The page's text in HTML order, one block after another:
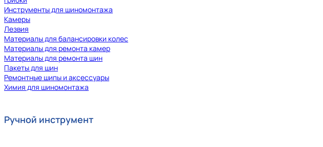
Инструменты для шиномонтажа
Камеры
Лезвия
Материалы для балансировки колес
Материалы для ремонта камер
Материалы для ремонта шин
Пакеты для шин
Ремонтные шипы и аксессуары
Химия для шиномонтажа
Ручной инструмент